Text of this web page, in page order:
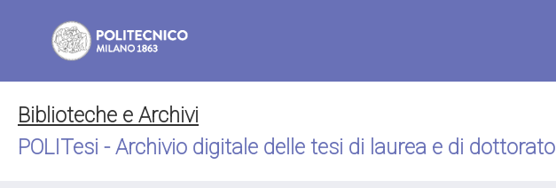
Biblioteche e Archivi
POLITesi - Archivio digitale delle tesi di laurea e di dottorato